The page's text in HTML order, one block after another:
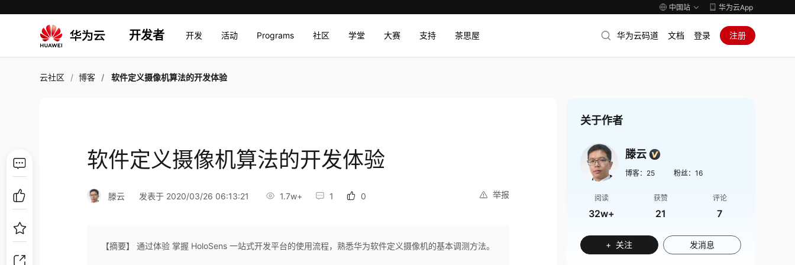
中国站 华为云App
开发者 开发 活动 Programs 社区 学堂 大赛 支持 茶思屋 华为云码道 文档 登录 注册
云社区 博客 软件定义摄像机算法的开发体验
软件定义摄像机算法的开发体验
举报
滕云 发表于 2020/03/26 06:13:21 1.7w+ 1 0
【摘要】 通过体验 掌握 HoloSens 一站式开发平台的使用流程，熟悉华为软件定义摄像机的基本调测方法。
关于作者
滕云
博客： 25 粉丝： 16
阅读
32w+
获赞
21
评论
7
+ 关注 发消息